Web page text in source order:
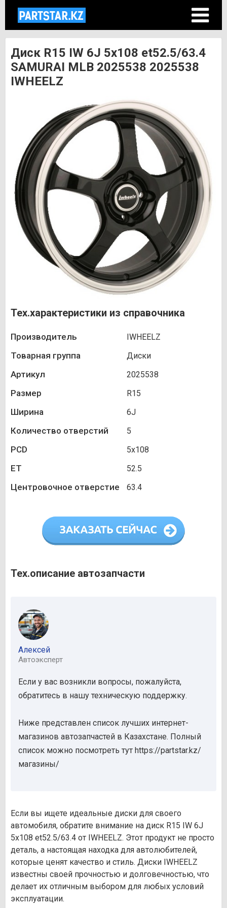
Диск R15 IW 6J 5х108 et52.5/63.4
SAMURAI MLB 2025538 2025538
IWHEELZ
Тех.характеристики из справочника
Производитель IWHEELZ
Товарная группа Диски
Артикул 2025538
Размер R15
Ширина 6J
Количество отверстий 5
PCD 5х108
ET 52.5
Центровочное отверстие 63.4
Тех.описание автозапчасти
Алексей
Автоэксперт
Если у вас возникли вопросы, пожалуйста,
обратитесь в нашу техническую поддержку.
Ниже представлен список лучших интернет-
магазинов автозапчастей в Казахстане. Полный
список можно посмотреть тут https://partstar.kz/
магазины/
Если вы ищете идеальные диски для своего
автомобиля, обратите внимание на диск R15 IW 6J
5х108 et52.5/63.4 от IWHEELZ. Этот продукт не просто
деталь, а настоящая находка для автолюбителей,
которые ценят качество и стиль. Диски IWHEELZ
известны своей прочностью и долговечностью, что
делает их отличным выбором для любых условий
эксплуатации.